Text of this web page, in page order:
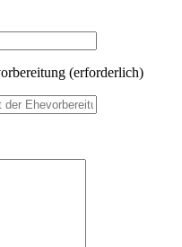
(erforderlich)